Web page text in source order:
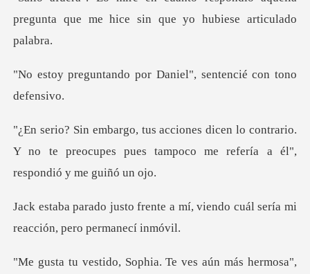
pregunta que me hice s
por Daniel", sentenc
o contrario.
Y no te preocupes pues tampoco m
a mí, viendo cuál sería mi
rea
. Te ves aún más hermosa",